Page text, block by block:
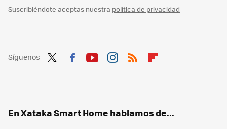
Suscribiéndote aceptas nuestra política de privacidad
Síguenos
En Xataka Smart Home hablamos de...